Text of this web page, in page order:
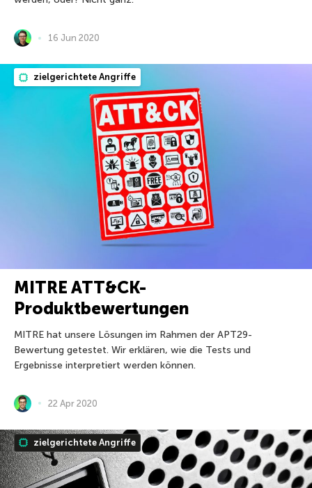
16 Jun 2020
zielgerichtete Angriffe
MITRE ATT&CK-
Produktbewertungen
MITRE hat unsere Lösungen im Rahmen der APT29-
Bewertung getestet. Wir erklären, wie die Tests und
Ergebnisse interpretiert werden können.
22 Apr 2020
zielgerichtete Angriffe